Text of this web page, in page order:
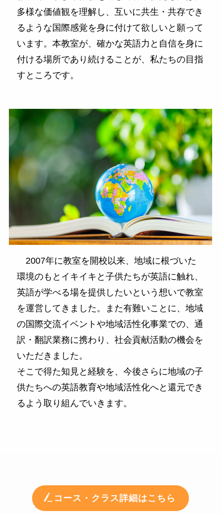
多様な価値観を理解し、互いに共生・共存でき
るような国際感覚を身に付けて欲しいと願って
います。本教室が、確かな英語力と自信を身に
付ける場所であり続けることが、私たちの目指
すところです。
2007年に教室を開校以来、地域に根づいた
環境のもとイキイキと子供たちが英語に触れ、
英語が学べる場を提供したいという想いで教室
を運営してきました。また有難いことに、地域
の国際交流イベントや地域活性化事業での、通
訳・翻訳業務に携わり、社会貢献活動の機会を
いただきました。
そこで得た知見と経験を、今後さらに地域の子
供たちへの英語教育や地域活性化へと還元でき
るよう取り組んでいきます。
コース・クラス詳細はこちら